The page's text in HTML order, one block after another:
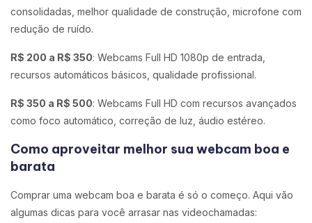
consolidadas, melhor qualidade de construção, microfone com
redução de ruído.
R$ 200 a R$ 350: Webcams Full HD 1080p de entrada,
recursos automáticos básicos, qualidade profissional.
R$ 350 a R$ 500: Webcams Full HD com recursos avançados
como foco automático, correção de luz, áudio estéreo.
Como aproveitar melhor sua webcam boa e
barata
Comprar uma webcam boa e barata é só o começo. Aqui vão
algumas dicas para você arrasar nas videochamadas: